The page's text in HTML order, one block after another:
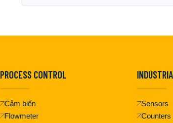
PROCESS CONTROL
Cảm biến
Flowmeter
Sensors
Counters